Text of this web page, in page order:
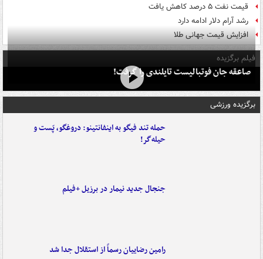
قیمت نفت ۵ درصد کاهش یافت
رشد آرام دلار ادامه دارد
افزایش قیمت جهانی طلا
فیلم برگزیده
صاعقه جان فوتبالیست تایلندی را گرفت!
برگزیده ورزشی
حمله تند فیگو به اینفانتینو: دروغگو، پَست‌ و
حیله‌گر!
جنجال جدید نیمار در برزیل +فیلم
رامین رضاییان رسماً از استقلال جدا شد